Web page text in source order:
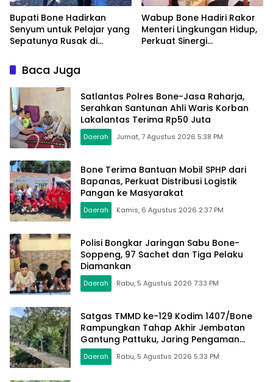
Bupati Bone Hadirkan
Senyum untuk Pelajar yang
Sepatunya Rusak di
Kemerdekaan
Wabup Bone Hadiri Rakor
Menteri Lingkungan Hidup,
Perkuat Sinergi
Baca Juga
Satlantas Polres Bone-Jasa Raharja,
Serahkan Santunan Ahli Waris Korban
Lakalantas Terima Rp50 Juta
Daerah Jumat, 7 Agustus 2026 5:38 PM
Bone Terima Bantuan Mobil SPHP dari
Bapanas, Perkuat Distribusi Logistik
Pangan ke Masyarakat
Daerah Kamis, 6 Agustus 2026 2:37 PM
Polisi Bongkar Jaringan Sabu Bone-
Soppeng, 97 Sachet dan Tiga Pelaku
Diamankan
Daerah Rabu, 5 Agustus 2026 7:33 PM
Satgas TMMD ke-129 Kodim 1407/Bone
Rampungkan Tahap Akhir Jembatan
Gantung Pattuku, Jaring Pengaman
Mulai Terpasang
Daerah Rabu, 5 Agustus 2026 5:33 PM